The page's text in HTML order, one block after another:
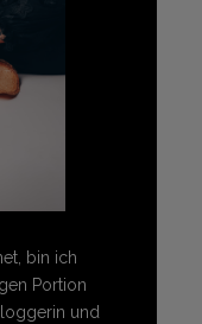
bin ich
Portion
und